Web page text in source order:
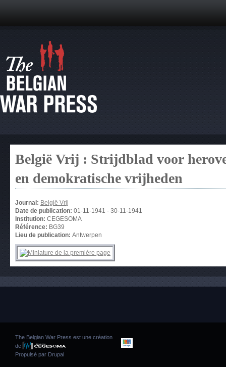
België Vrij : Strijdblad voor
en demokratische vrijheden
Journal: België Vrij
Date de publication: 01-11-1941 - 30-11-1941
Institution: CEGESOMA
Référence: BG39
Lieu de publication: Antwerpen
The Belgian War Press est une création
de
Propulsé par Drupal